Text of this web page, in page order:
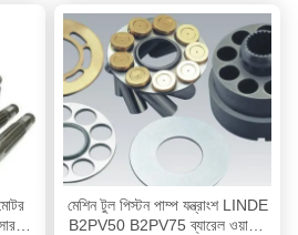
মেশিন টুল পিস্টন পাম্প যন্ত্রাংশ LINDE
B2PV50 B2PV75 ব্যারেল ওয়াশার